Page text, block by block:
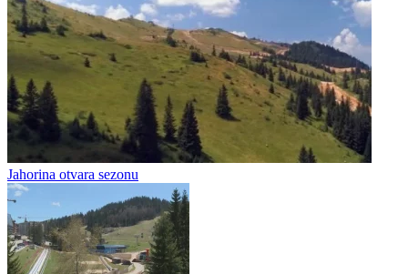
Jahorina / S Jahorine s ljubavlju